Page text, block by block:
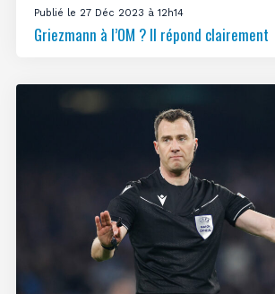
Publié le 27 Déc 2023 à 12h14
Griezmann à l’OM ? Il répond clairement